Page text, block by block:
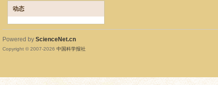
动态
Powered by ScienceNet.cn
Copyright © 2007-2026 中国科学报社